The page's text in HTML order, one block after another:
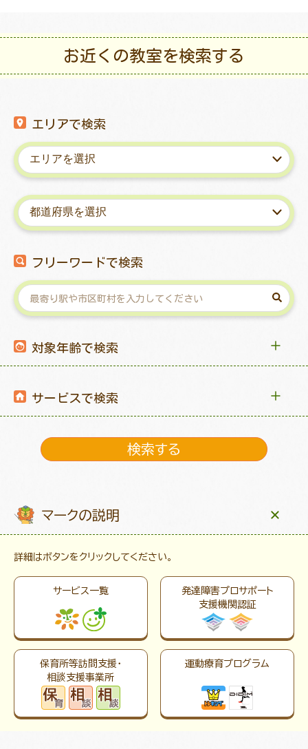
お近くの教室を検索する
エリアで検索
フリーワードで検索
対象年齢で検索
サービスで検索
マークの説明
詳細はボタンをクリックしてください。
サービス一覧
発達障害プロサポート
支援機関認証
保育所等訪問支援・
相談支援事業所
運動療育プログラム